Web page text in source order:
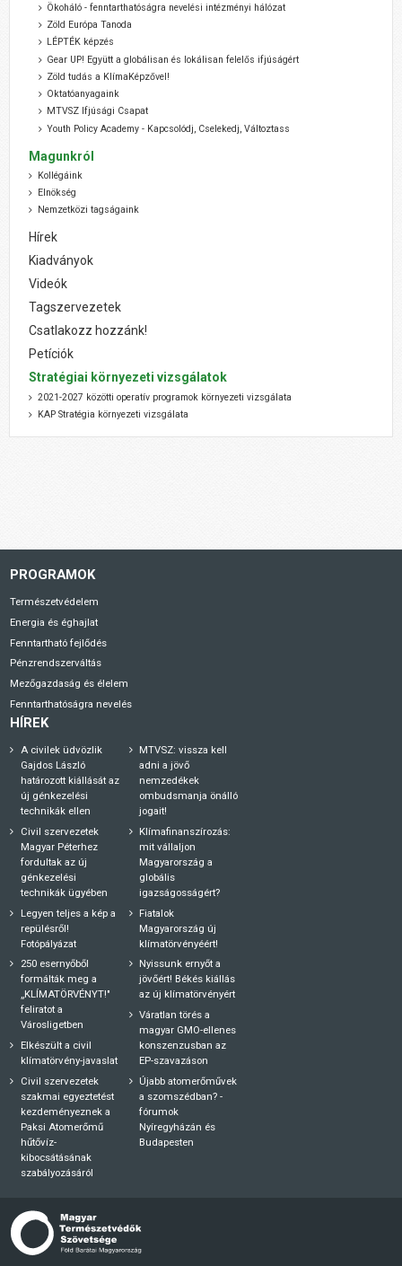
Ökoháló - fenntarthatóságra nevelési intézményi hálózat
Zöld Európa Tanoda
LÉPTÉK képzés
Gear UP! Együtt a globálisan és lokálisan felelős ifjúságért
Zöld tudás a KlímaKépzővel!
Oktatóanyagaink
MTVSZ Ifjúsági Csapat
Youth Policy Academy - Kapcsolódj, Cselekedj, Változtass
Magunkról
Kollégáink
Elnökség
Nemzetközi tagságaink
Hírek
Kiadványok
Videók
Tagszervezetek
Csatlakozz hozzánk!
Petíciók
Stratégiai környezeti vizsgálatok
2021-2027 közötti operatív programok környezeti vizsgálata
KAP Stratégia környezeti vizsgálata
PROGRAMOK
Természetvédelem
Energia és éghajlat
Fenntartható fejlődés
Pénzrendszerváltás
Mezőgazdaság és élelem
Fenntarthatóságra nevelés
HÍREK
A civilek üdvözlik
Gajdos László
határozott kiállását az
új génkezelési
technikák ellen
Civil szervezetek
Magyar Péterhez
fordultak az új
génkezelési
technikák ügyében
Legyen teljes a kép a
repülésről!
Fotópályázat
250 esernyőből
formálták meg a
„KLÍMATÖRVÉNYT!"
feliratot a
Városligetben
Elkészült a civil
klímatörvény-javaslat
Civil szervezetek
szakmai egyeztetést
kezdeményeznek a
Paksi Atomerőmű
hűtővíz-
kibocsátásának
szabályozásáról
MTVSZ: vissza kell
adni a jövő
nemzedékek
ombudsmanja önálló
jogait!
Klímafinanszírozás:
mit vállaljon
Magyarország a
globális
igazságosságért?
Fiatalok
Magyarország új
klímatörvényéért!
Nyissunk ernyőt a
jövőért! Békés kiállás
az új klímatörvényért
Váratlan törés a
magyar GMO-ellenes
konszenzusban az
EP-szavazáson
Újabb atomerőművek
a szomszédban? -
fórumok
Nyíregyházán és
Budapesten